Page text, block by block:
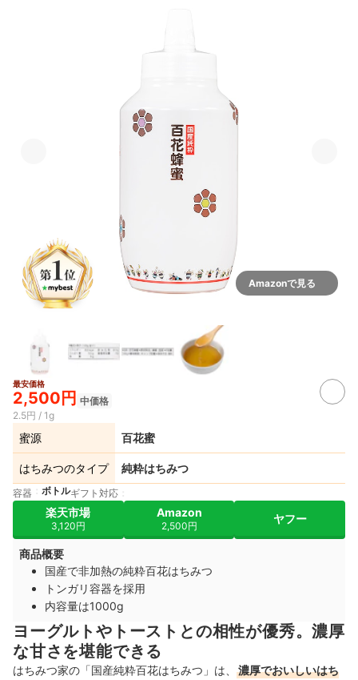
Amazonで見る
最安価格
2,500円 中価格
2.5円 / 1g
蜜源 百花蜜
はちみつのタイプ 純粋はちみつ
容器 ボトルギフト対応
楽天市場
3,120円
Amazon
2,500円
ヤフー
商品概要
国産で非加熱の純粋百花はちみつ
トンガリ容器を採用
内容量は1000g
ヨーグルトやトーストとの相性が優秀。濃厚
な甘さを堪能できる
はちみつ家の「国産純粋百花はちみつ」は、
濃厚でおいしいはち